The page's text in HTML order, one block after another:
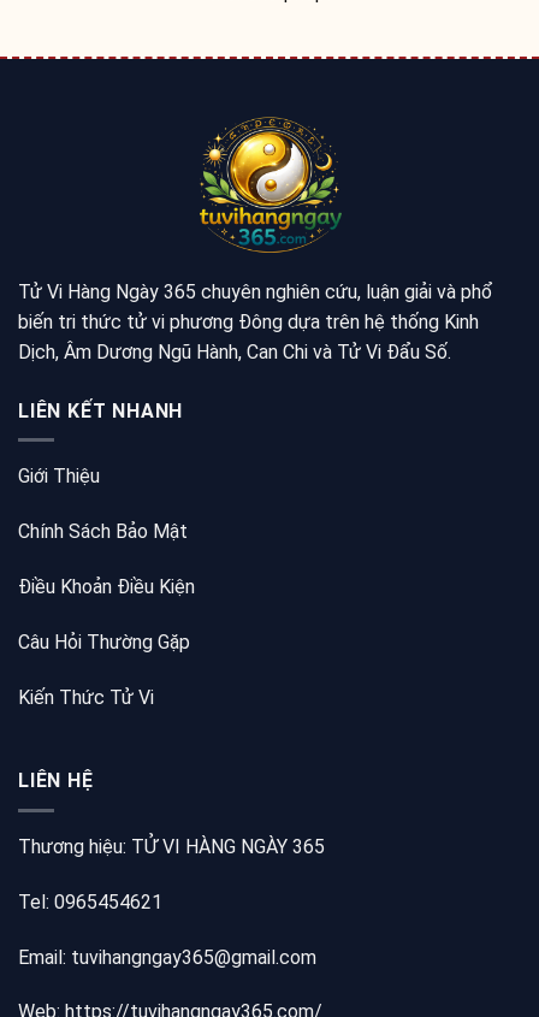
Tử Vi Hàng Ngày 365 chuyên nghiên cứu, luận giải và phổ
biến tri thức tử vi phương Đông dựa trên hệ thống Kinh
Dịch, Âm Dương Ngũ Hành, Can Chi và Tử Vi Đẩu Số.
LIÊN KẾT NHANH
Giới Thiệu
Chính Sách Bảo Mật
Điều Khoản Điều Kiện
Câu Hỏi Thường Gặp
Kiến Thức Tử Vi
LIÊN HỆ
Thương hiệu: TỬ VI HÀNG NGÀY 365
Tel: 0965454621
Email: tuvihangngay365@gmail.com
Web: https://tuvihangngay365.com/